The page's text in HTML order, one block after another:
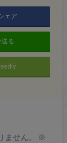
ェア
送る
せん。
※